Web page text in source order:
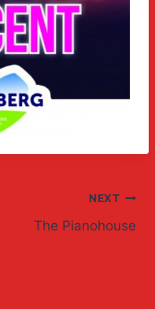
NEXT
The Pianohouse